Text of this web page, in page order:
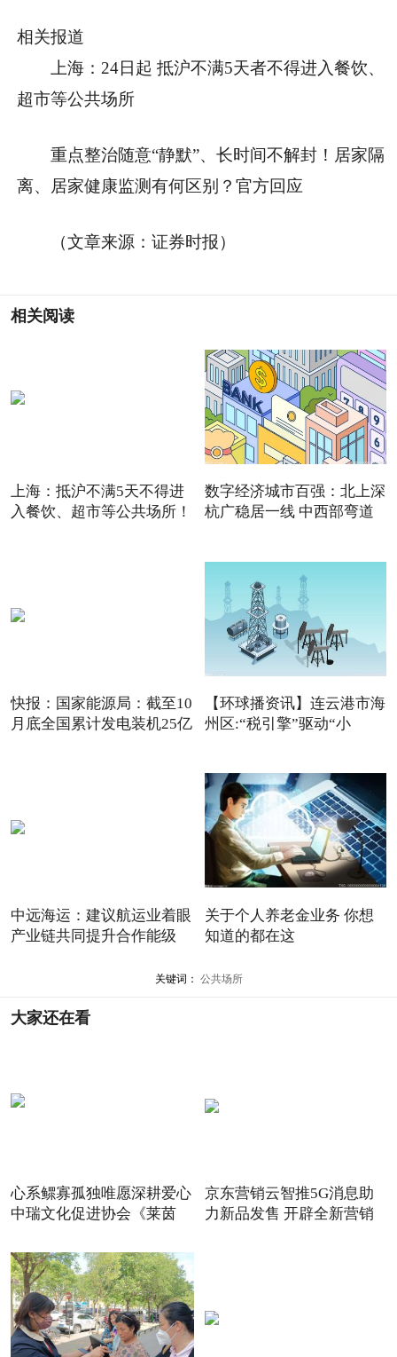
相关报道
上海：24日起 抵沪不满5天者不得进入餐饮、
超市等公共场所
重点整治随意“静默”、长时间不解封！居家隔
离、居家健康监测有何区别？官方回应
（文章来源：证券时报）
相关阅读
上海：抵沪不满5天不得进
入餐饮、超市等公共场所！
数字经济城市百强：北上深
杭广稳居一线 中西部弯道
快报：国家能源局：截至10
月底全国累计发电装机25亿
【环球播资讯】连云港市海
州区:“税引擎”驱动“小
中远海运：建议航运业着眼
产业链共同提升合作能级
关于个人养老金业务 你想
知道的都在这
关键词： 公共场所
大家还在看
心系鳏寡孤独唯愿深耕爱心
中瑞文化促进协会《莱茵
京东营销云智推5G消息助
力新品发售 开辟全新营销